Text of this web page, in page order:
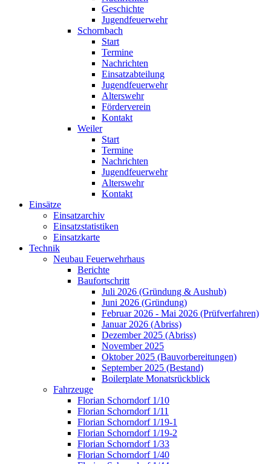
Geschichte
Jugendfeuerwehr
Schornbach
Start
Termine
Nachrichten
Einsatzabteilung
Jugendfeuerwehr
Alterswehr
Förderverein
Kontakt
Weiler
Start
Termine
Nachrichten
Jugendfeuerwehr
Alterswehr
Kontakt
Einsätze
Einsatzarchiv
Einsatzstatistiken
Einsatzkarte
Technik
Neubau Feuerwehrhaus
Berichte
Baufortschritt
Juli 2026 (Gründung & Aushub)
Juni 2026 (Gründung)
Februar 2026 - Mai 2026 (Prüfverfahren)
Januar 2026 (Abriss)
Dezember 2025 (Abriss)
November 2025
Oktober 2025 (Bauvorbereitungen)
September 2025 (Bestand)
Boilerplate Monatsrückblick
Fahrzeuge
Florian Schorndorf 1/10
Florian Schorndorf 1/11
Florian Schorndorf 1/19-1
Florian Schorndorf 1/19-2
Florian Schorndorf 1/33
Florian Schorndorf 1/40